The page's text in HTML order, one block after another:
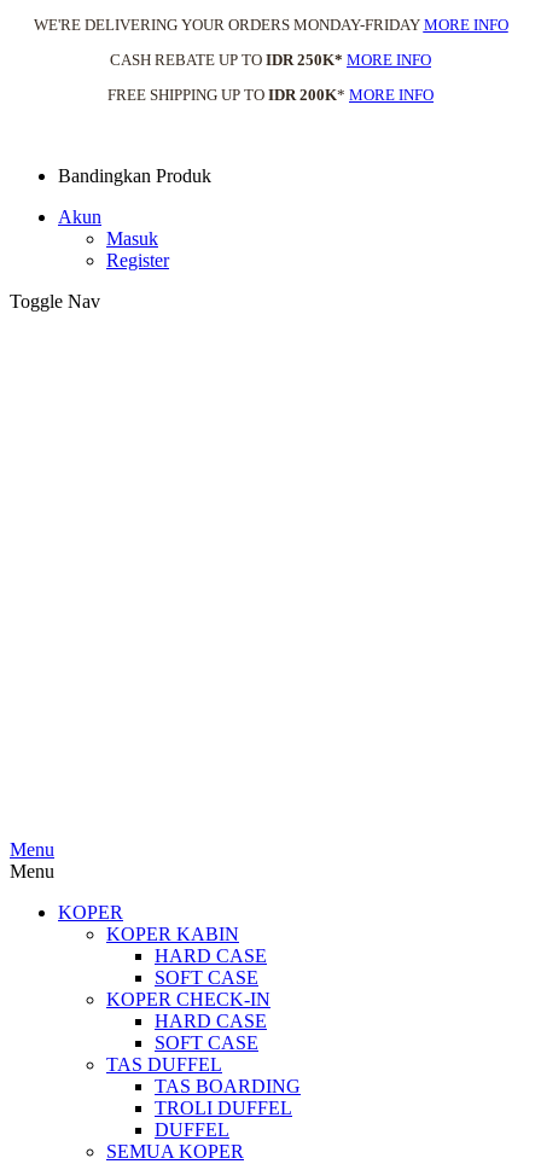
WE'RE DELIVERING YOUR ORDERS MONDAY-FRIDAY MORE INFO
CASH REBATE UP TO IDR 250K* MORE INFO
FREE SHIPPING UP TO IDR 200K* MORE INFO
Bandingkan Produk
Akun
Masuk
Register
Toggle Nav
Menu
Menu
KOPER
KOPER KABIN
HARD CASE
SOFT CASE
KOPER CHECK-IN
HARD CASE
SOFT CASE
TAS DUFFEL
TAS BOARDING
TROLI DUFFEL
DUFFEL
SEMUA KOPER